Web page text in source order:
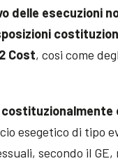
delle esecuzioni
Cost, cosi come
esegetico di tipo
secondo il